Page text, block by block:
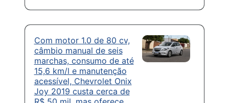
Com motor 1.0 de 80 cv,
câmbio manual de seis
marchas, consumo de até
15,6 km/l e manutenção
acessível, Chevrolet Onix
Joy 2019 custa cerca de